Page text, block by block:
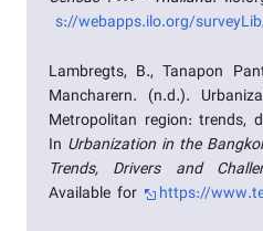
s://webapps.ilo.org/
Lambregts, B., Tanapon
Mancharern. (n.d.).
Metropolitan region: trends,
In Urbanization in the
Trends, Drivers and
Available for
https://